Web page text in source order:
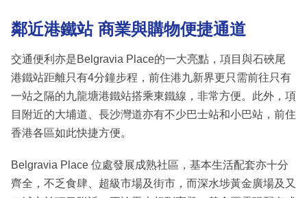
鄰近港鐵站 商業與購物便捷通道
交通便利亦是Belgravia Place的一大亮點，項目與石硤尾
港鐵站距離只有4分鐘步程，前住港九新界更只需前往只有
一站之隔的九龍塘港鐵站搭乘東鐵線，非常方便。此外，項
目附近的大埔道、長沙灣道亦有不少巴士站和小巴站，前住
香港各區如此快捷方便。
Belgravia Place 位處發展成熟社區，基本生活配套亦十分
齊全，不乏食肆、超級市場及街市，而深水埗黃金廣場及又